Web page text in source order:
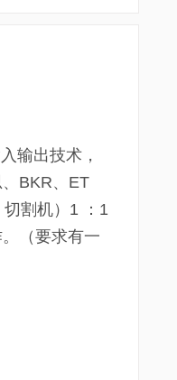
输出技术，
BKR、ET
割机）1 ：1
（要求有一